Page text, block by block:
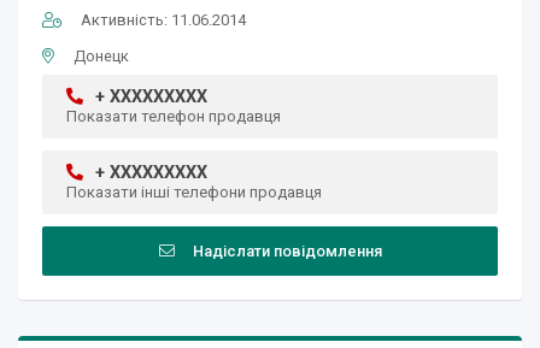
Активність: 11.06.2014
Донецк
+ XXXXXXXXX
Показати телефон продавця
+ XXXXXXXXX
Показати інші телефони продавця
Надіслати повідомлення